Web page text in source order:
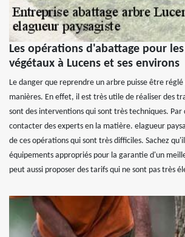
Les opérations d'abattage pour
végétaux à Lucens et ses environs
Le danger que reprendre un arbre puisse être
manières. En effet, il est très utile de réaliser des
sont des interventions qui sont très techniques.
contacter des experts en la matière. elagueur
de ces opérations qui sont très difficiles. Sachez
équipements appropriés pour la garantie d'un
peut aussi proposer des tarifs qui ne sont pas très